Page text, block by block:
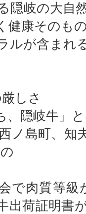
隠岐の大自
健康そのも
ルが含まれ
しさ
隠岐牛」
ノ島町、知
で肉質等級
出荷証明書